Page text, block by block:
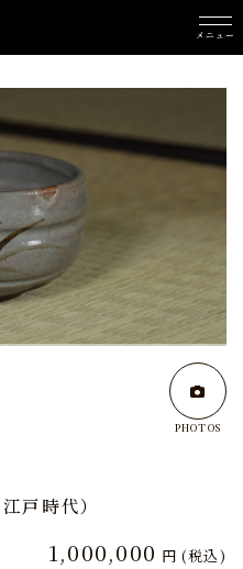
メニュー
PHOTOS
戸時代）
1,000,000 円 (税込)